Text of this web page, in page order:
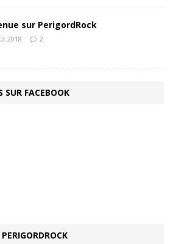
sur PerigordRock
2018 2
SUR FACEBOOK